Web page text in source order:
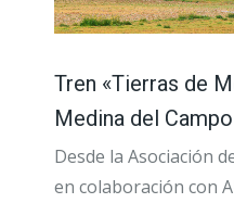
Tren «Tierras de
Medina del Campo
Desde la Asociación
en colaboración con